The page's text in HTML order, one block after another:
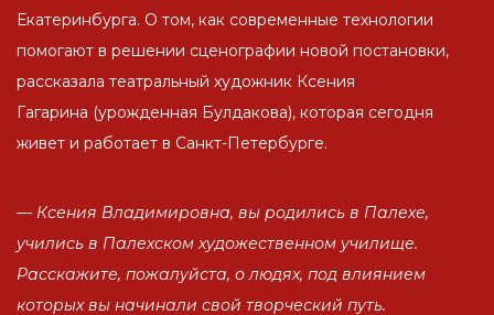
Екатеринбурга. О том, как современные технологии
помогают в решении сценографии новой постановки,
рассказала театральный художник Ксения
Гагарина (урожденная Булдакова), которая сегодня
живет и работает в Санкт-Петербурге.
— Ксения Владимировна, вы родились в Палехе,
учились в Палехском художественном училище.
Расскажите, пожалуйста, о людях, под влиянием
которых вы начинали свой творческий путь.